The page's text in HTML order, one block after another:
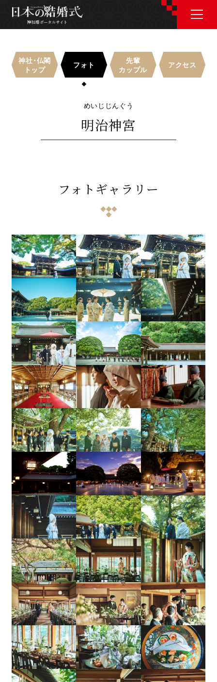
神社婚ポータルサイト
J P
クリップリスト
神社婚ポータルサイト
神社･仏閣
トップ
フォト
先輩
カップル
アクセス
めいじじんぐう
明治神宮
フォトギャラリー